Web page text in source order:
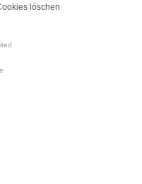
löschen